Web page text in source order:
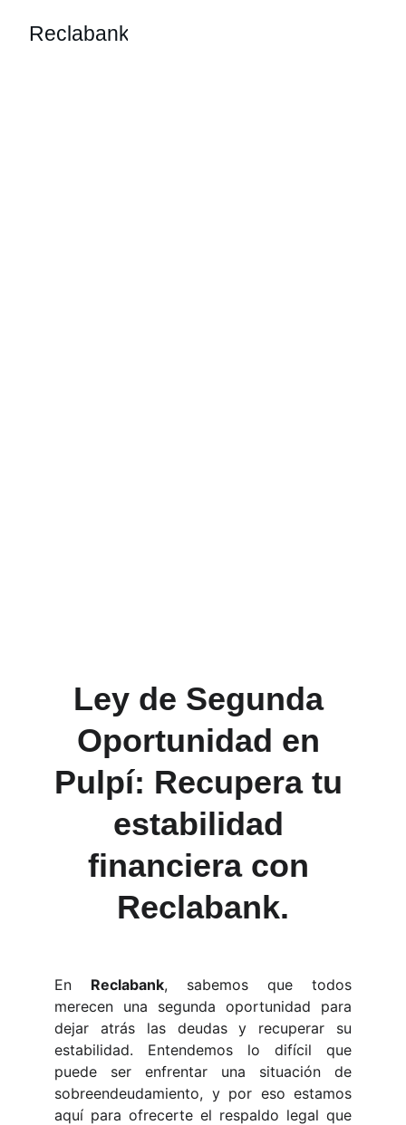
Reclabank
Ley de Segunda
Oportunidad en
Pulpí: Recupera tu
estabilidad
financiera con
Reclabank.
En Reclabank, sabemos que todos
merecen una segunda oportunidad para
dejar atrás las deudas y recuperar su
estabilidad. Entendemos lo difícil que
puede ser enfrentar una situación de
sobreendeudamiento, y por eso estamos
aquí para ofrecerte el respaldo legal que